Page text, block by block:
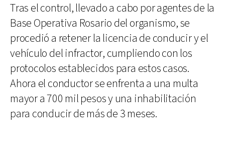
Tras el control, llevado a cabo por agentes de la
Base Operativa Rosario del organismo, se
procedió a retener la licencia de conducir y el
vehículo del infractor, cumpliendo con los
protocolos establecidos para estos casos.
Ahora el conductor se enfrenta a una multa
mayor a 700 mil pesos y una inhabilitación
para conducir de más de 3 meses.